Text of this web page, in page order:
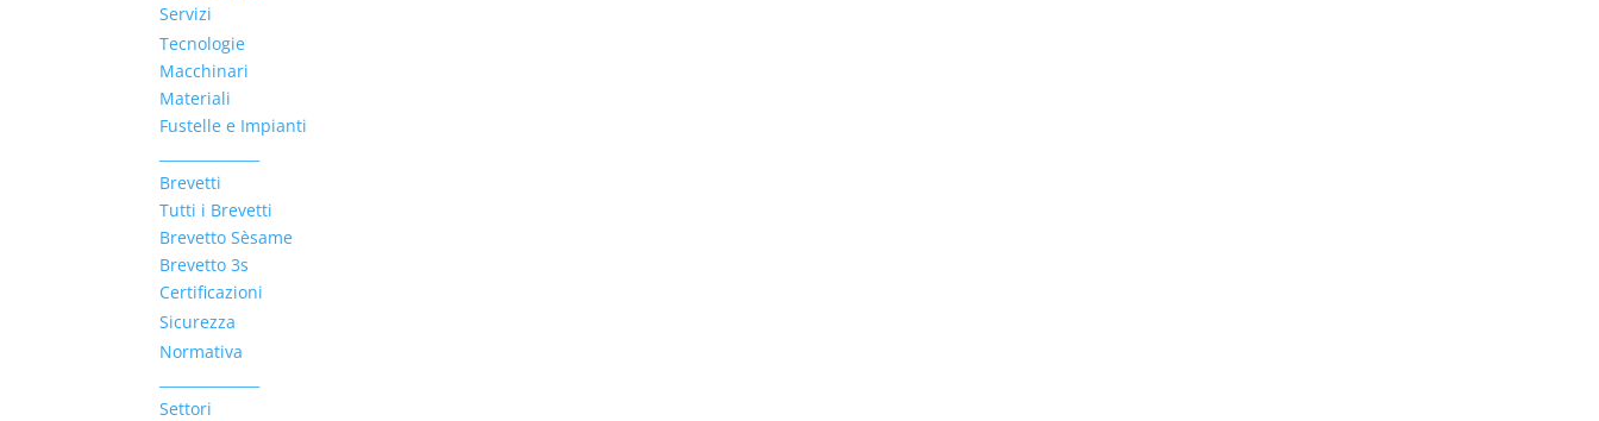
Servizi
Tecnologie
Macchinari
Materiali
Fustelle e Impianti
Brevetti
Tutti i Brevetti
Brevetto Sèsame
Brevetto 3s
Certificazioni
Sicurezza
Normativa
Settori